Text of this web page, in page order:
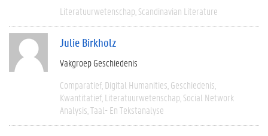
Literatuurwetenschap Scandinavian Literature
Julie Birkholz
Vakgroep Geschiedenis
Comparatief Digital Humanities Geschiedenis
Kwantitatief Literatuurwetenschap Social Network
Analysis Taal- En Tekstanalyse